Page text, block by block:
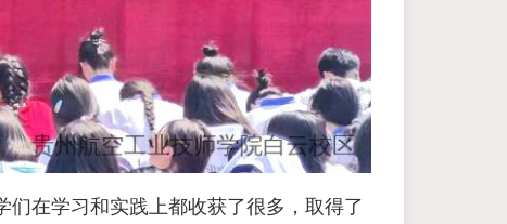
在学习和实践上都收获了很多，取得了